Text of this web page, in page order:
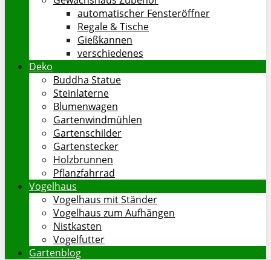
automatischer Fensteröffner
Regale & Tische
Gießkannen
verschiedenes
Deko
Buddha Statue
Steinlaterne
Blumenwagen
Gartenwindmühlen
Gartenschilder
Gartenstecker
Holzbrunnen
Pflanzfahrrad
Vogelhaus
Vogelhaus mit Ständer
Vogelhaus zum Aufhängen
Nistkasten
Vogelfutter
Gartenblog